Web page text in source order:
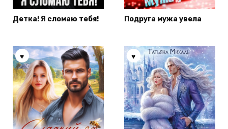
Детка! Я сломаю тебя! Подруга мужа увела